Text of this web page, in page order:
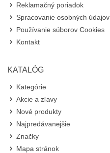
Reklamačný poriadok
Spracovanie osobných údajov
Používanie súborov Cookies
Kontakt
KATALÓG
Kategórie
Akcie a zľavy
Nové produkty
Najpredávanejšie
Značky
Mapa stránok